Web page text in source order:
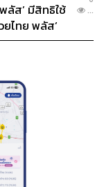
ลัส’ มีสิทธิใช้
ไทย พลัส’
...